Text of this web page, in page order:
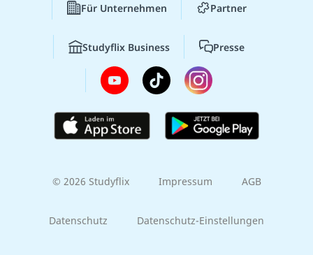
Für Unternehmen Partner
Studyflix Business Presse
© 2026 Studyflix Impressum AGB
Datenschutz Datenschutz-Einstellungen